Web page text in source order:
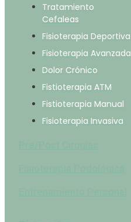
Tratamiento
Cefaleas
Fisioterapia Deportiva
Fisioterapia Avanzada
Dolor Crónico
Fistioterapia ATM
Fistioterapia Manual
Fisioterapia Invasiva